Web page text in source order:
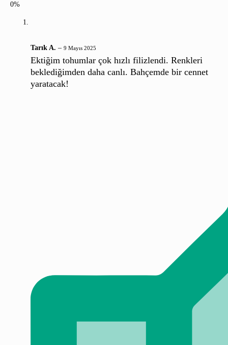
0%
Tarık A. – 9 Mayıs 2025
Ektiğim tohumlar çok hızlı filizlendi. Renkleri
beklediğimden daha canlı. Bahçemde bir cennet
yaratacak!